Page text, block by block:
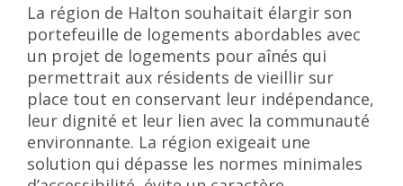
La région de Halton souhaitait élargir son
portefeuille de logements abordables avec
un projet de logements pour aînés qui
permettrait aux résidents de vieillir sur
place tout en conservant leur indépendance,
leur dignité et leur lien avec la communauté
environnante. La région exigeait une
solution qui dépasse les normes minimales